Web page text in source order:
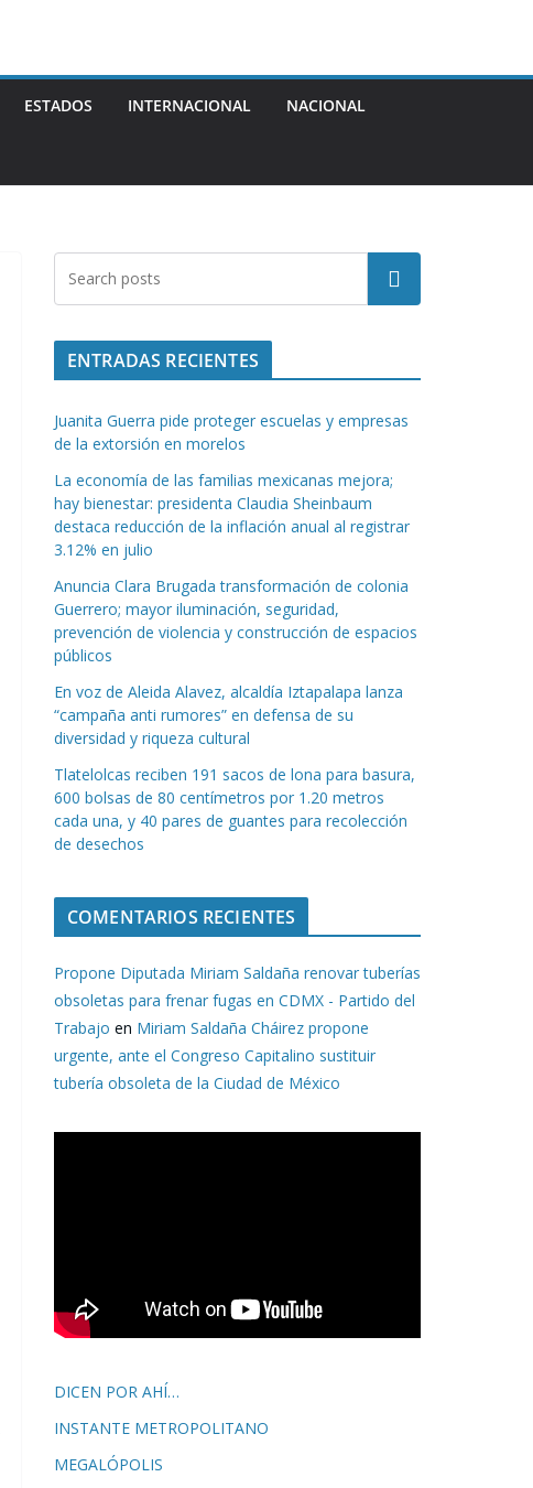
ESTADOS INTERNACIONAL NACIONAL
Buscar
ENTRADAS RECIENTES
Juanita Guerra pide proteger escuelas y empresas
de la extorsión en morelos
La economía de las familias mexicanas mejora;
hay bienestar: presidenta Claudia Sheinbaum
destaca reducción de la inflación anual al registrar
3.12% en julio
Anuncia Clara Brugada transformación de colonia
Guerrero; mayor iluminación, seguridad,
prevención de violencia y construcción de espacios
públicos
En voz de Aleida Alavez, alcaldía Iztapalapa lanza
“campaña anti rumores” en defensa de su
diversidad y riqueza cultural
Tlatelolcas reciben 191 sacos de lona para basura,
600 bolsas de 80 centímetros por 1.20 metros
cada una, y 40 pares de guantes para recolección
de desechos
COMENTARIOS RECIENTES
Propone Diputada Miriam Saldaña renovar tuberías
obsoletas para frenar fugas en CDMX - Partido del
Trabajo en Miriam Saldaña Cháirez propone
urgente, ante el Congreso Capitalino sustituir
tubería obsoleta de la Ciudad de México
DICEN POR AHÍ…
INSTANTE METROPOLITANO
MEGALÓPOLIS